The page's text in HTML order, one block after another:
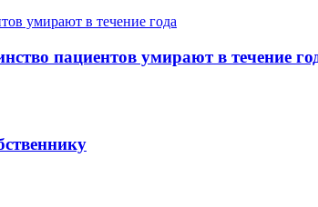
пациентов умирают в течение